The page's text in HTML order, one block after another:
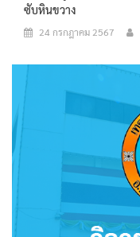
ซับหินขวาง
24 กรกฎาคม 2567